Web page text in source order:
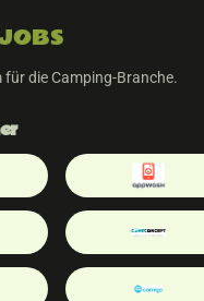
die Camping-Branche.